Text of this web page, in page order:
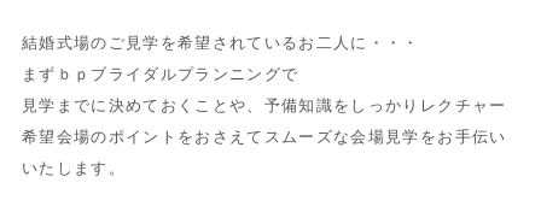
結婚式場のご見学を希望されているお二人に・・・
まずｂｐブライダルプランニングで
見学までに決めておくことや、予備知識をしっかりレクチャー
希望会場のポイントをおさえてスムーズな会場見学をお手伝い
いたします。